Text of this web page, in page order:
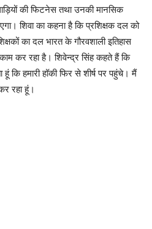
की फिटनेस तथा उनकी मानसिक
शिवा का कहना है कि प्रशिक्षक दल को
का दल भारत के गौरवशाली इतिहास
कर रहा है। शिवेन्द्र सिंह कहते हैं कि
कि हमारी हॉकी फिर से शीर्ष पर पहुंचे। मैं
रहा हूं।